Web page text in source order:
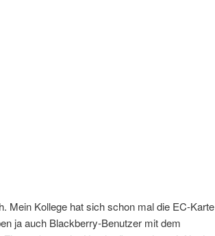
Mein Kollege hat sich schon mal die EC-Karte
ja auch Blackberry-Benutzer mit dem